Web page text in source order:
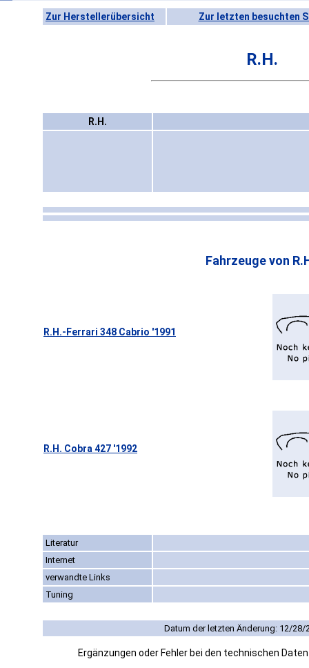
Zur Herstellerübersicht Zur letzten besuchten
R.H.
R.H.
Fahrzeuge von
R.H.-Ferrari 348 Cabrio '1991
R.H. Cobra 427 '1992
Literatur
Internet
verwandte Links
Tuning
Datum der letzten Änderung: 12/28/
Ergänzungen oder Fehler bei den technischen